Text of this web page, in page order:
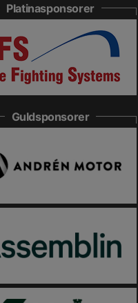
Platinasponsorer
Guldsponsorer